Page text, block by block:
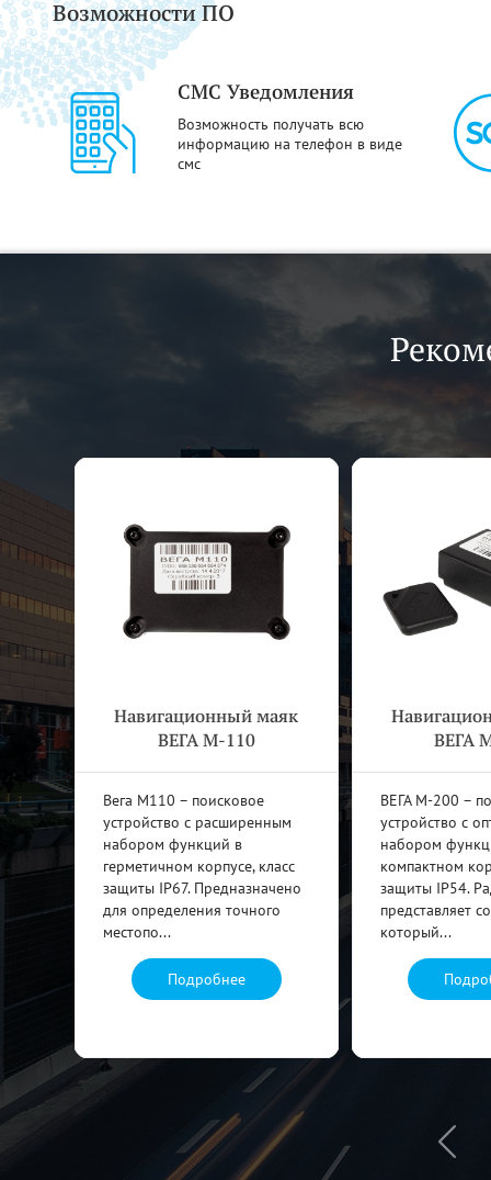
Возможности ПО
СМС Уведомления
Возможность получать всю
информацию на телефон в виде
смс
Навигационный маяк
ВЕГА М-110
Вега М110 – поисковое
устройство с расширенным
набором функций в
герметичном корпусе, класс
защиты IP67. Предназначено
для определения точного
местопо...
Подробнее
ВЕГА
ВЕГА М-200 –
устройство с
набором
компактном
защиты IP54.
представляет
который...